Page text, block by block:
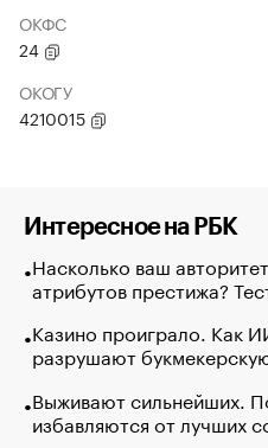
ОКФС
24
ОКОГУ
4210015
Интересное на РБК
Насколько ваш
атрибутов престижа?
Казино проиграло. Как
разрушают
Выживают сильнейших.
избавляются от лучших